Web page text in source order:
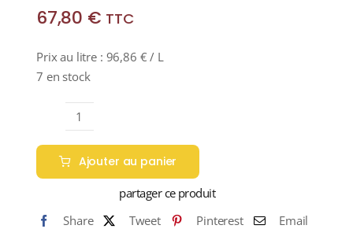
67,80 € TTC
Prix au litre : 96,86 € / L
7 en stock
quantité
de
BUNNAHABHAIN
Toiteach
Dhà
Ajouter au panier
partager ce produit
Share
Tweet Pinterest Email